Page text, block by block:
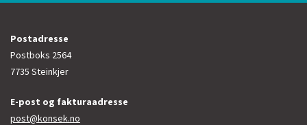
Postadresse
Postboks 2564
7735 Steinkjer
E-post og fakturaadresse
post@konsek.no